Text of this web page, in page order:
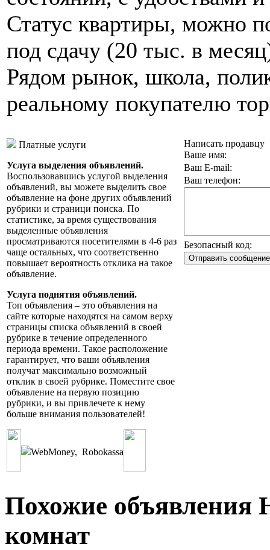
Статус квартиры, можно
под сдачу (20 тыс. в
Рядом рынок, школа,
реальному покупателю
Платные услуги
Услуга выделения объявлений.
Воспользовавшись услугой выделения
объявлений, вы можете выделить свое
объявление на фоне других объявлений
рубрики и страници поиска. По
статистике, за время существования
выделенные объявления
просматриваются посетителями в 4-6 раз
чаще остальных, что соответственно
повышает вероятность отклика на такое
объявление.
Услуга поднятия объявлений.
Топ объявления – это объявления на
сайте которые находятся на самом верху
страницы списка объявлений в своей
рубрике в течение определенного
периода времени. Такое расположение
гарантирует, что ваши объявления
получат максимально возможный
отклик в своей рубрике. Поместите свое
объявление на первую позицию
рубрики, и вы привлечете к нему
больше внимания пользователей!
WebMoney, Robokassa
Написать продавцу
Ваше имя:
Ваш E-mail:
Ваш телефон:
Безопасный код:
Похожие объявления
комнат